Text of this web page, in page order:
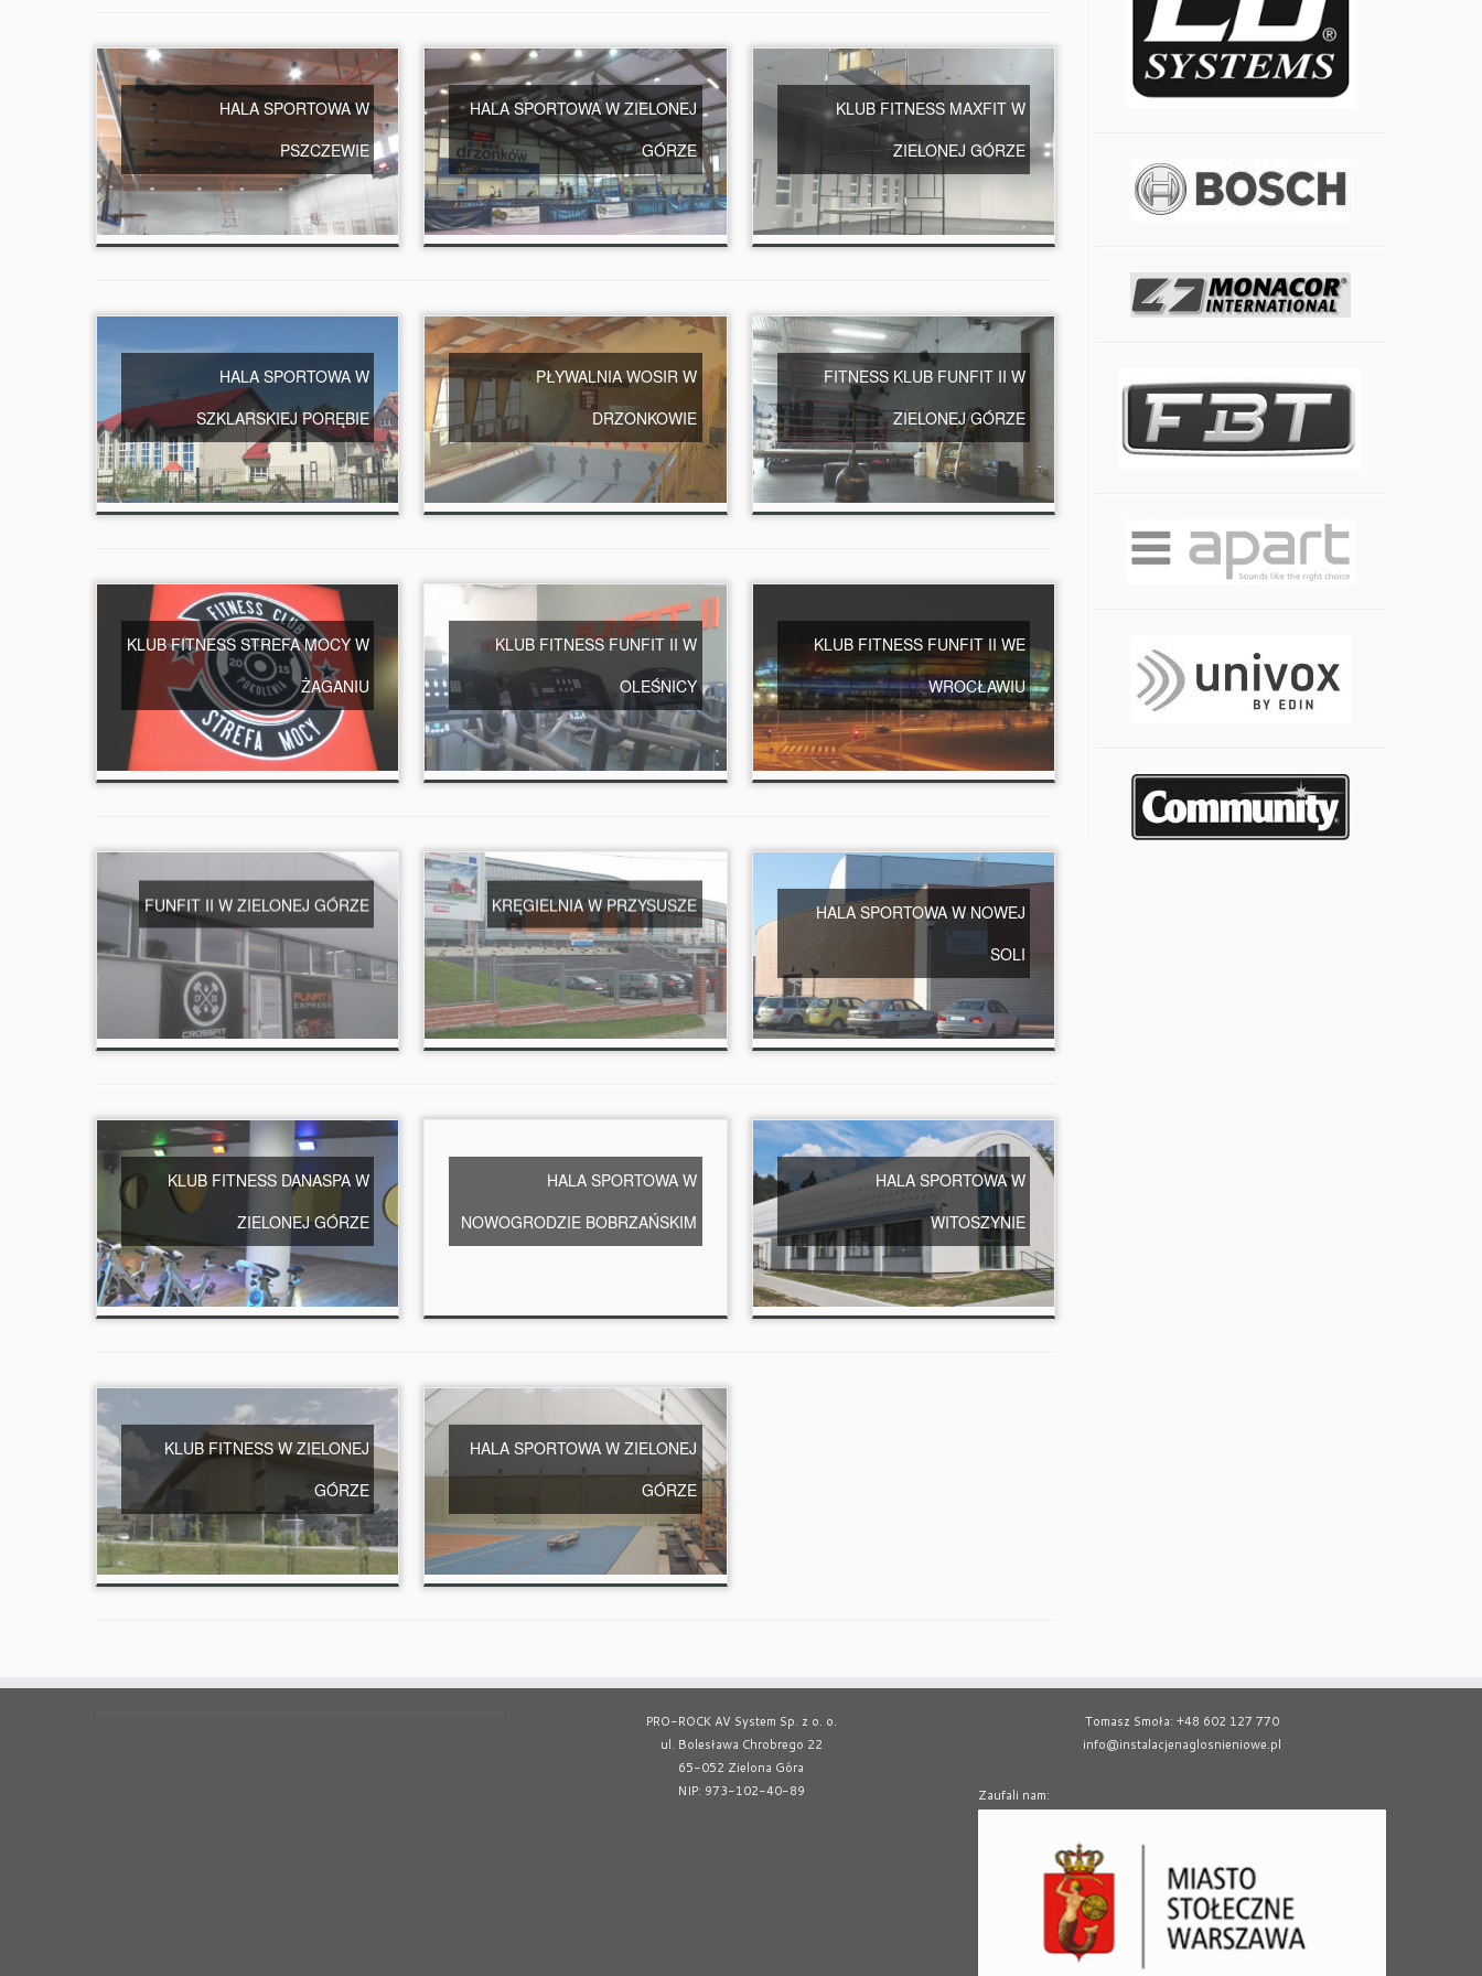
HALA SPORTOWA W
PSZCZEWIE
HALA SPORTOWA W ZIELONEJ
GÓRZE
KLUB FITNESS MAXFIT W
ZIELONEJ GÓRZE
HALA SPORTOWA W
SZKLARSKIEJ PORĘBIE
PŁYWALNIA WOSIR W
DRZONKOWIE
FITNESS KLUB FUNFIT II W
ZIELONEJ GÓRZE
KLUB FITNESS STREFA MOCY W
ŻAGANIU
KLUB FITNESS FUNFIT II W
OLEŚNICY
KLUB FITNESS FUNFIT II WE
WROCŁAWIU
FUNFIT II W ZIELONEJ GÓRZE KRĘGIELNIA W PRZYSUSZE
HALA SPORTOWA W NOWEJ
SOLI
KLUB FITNESS DANASPA W
ZIELONEJ GÓRZE
HALA SPORTOWA W
NOWOGRODZIE BOBRZAŃSKIM
HALA SPORTOWA W
WITOSZYNIE
KLUB FITNESS W ZIELONEJ
GÓRZE
HALA SPORTOWA W ZIELONEJ
GÓRZE
PRO-ROCK AV System Sp. z o. o.
ul. Bolesława Chrobrego 22
65-052 Zielona Góra
NIP: 973-102-40-89
Tomasz Smoła: +48 602 127 770
info@instalacjenaglosnieniowe.pl
Zaufali nam: